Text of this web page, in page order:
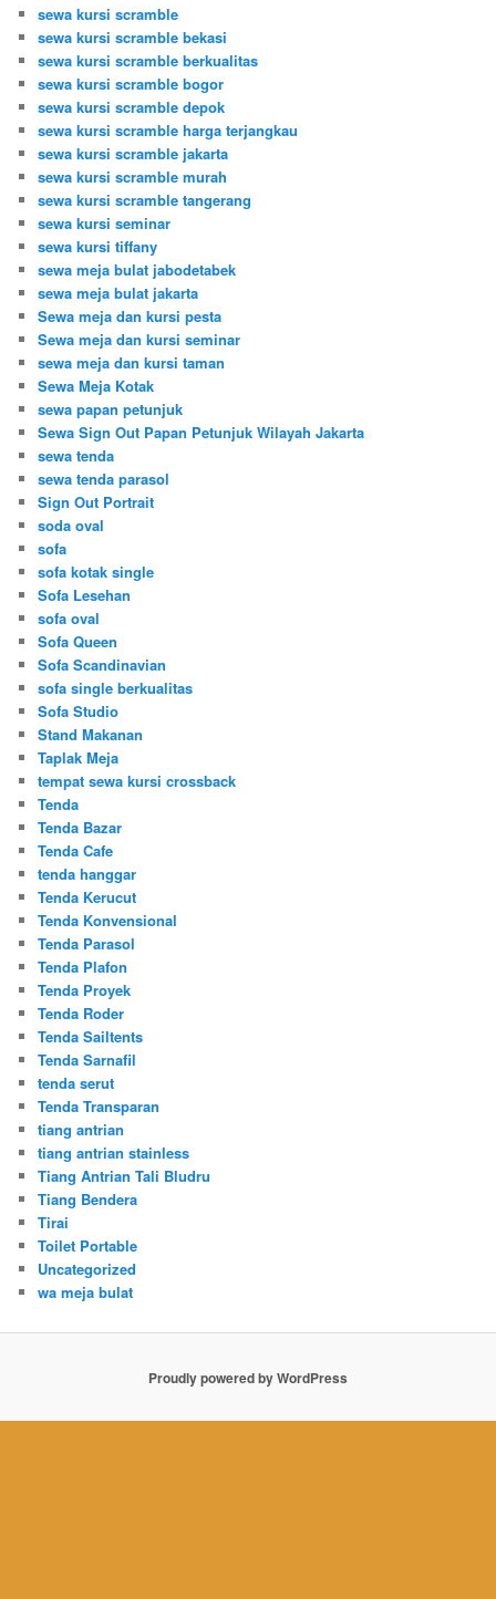
sewa kursi scramble
sewa kursi scramble bekasi
sewa kursi scramble berkualitas
sewa kursi scramble bogor
sewa kursi scramble depok
sewa kursi scramble harga terjangkau
sewa kursi scramble jakarta
sewa kursi scramble murah
sewa kursi scramble tangerang
sewa kursi seminar
sewa kursi tiffany
sewa meja bulat jabodetabek
sewa meja bulat jakarta
Sewa meja dan kursi pesta
Sewa meja dan kursi seminar
sewa meja dan kursi taman
Sewa Meja Kotak
sewa papan petunjuk
Sewa Sign Out Papan Petunjuk Wilayah Jakarta
sewa tenda
sewa tenda parasol
Sign Out Portrait
soda oval
sofa
sofa kotak single
Sofa Lesehan
sofa oval
Sofa Queen
Sofa Scandinavian
sofa single berkualitas
Sofa Studio
Stand Makanan
Taplak Meja
tempat sewa kursi crossback
Tenda
Tenda Bazar
Tenda Cafe
tenda hanggar
Tenda Kerucut
Tenda Konvensional
Tenda Parasol
Tenda Plafon
Tenda Proyek
Tenda Roder
Tenda Sailtents
Tenda Sarnafil
tenda serut
Tenda Transparan
tiang antrian
tiang antrian stainless
Tiang Antrian Tali Bludru
Tiang Bendera
Tirai
Toilet Portable
Uncategorized
wa meja bulat
Proudly powered by WordPress